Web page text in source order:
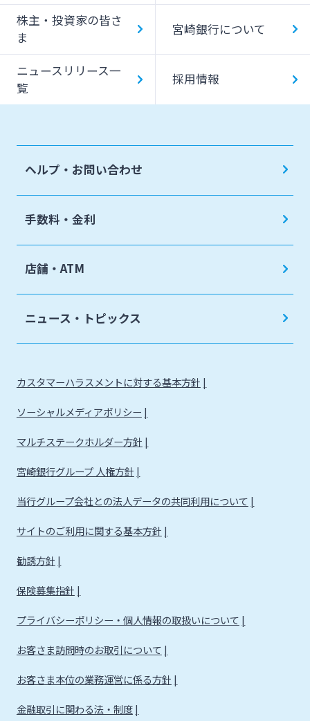
株主・投資家の皆さ
ま
宮崎銀行について
ニュースリリース一
覧
採用情報
ヘルプ・お問い合わせ
手数料・金利
店舗・ATM
ニュース・トピックス
カスタマーハラスメントに対する基本方針
ソーシャルメディアポリシー
マルチステークホルダー方針
宮崎銀行グループ 人権方針
当行グループ会社との法人データの共同利用について
サイトのご利用に関する基本方針
勧誘方針
保険募集指針
プライバシーポリシー・個人情報の取扱いについて
お客さま訪問時のお取引について
お客さま本位の業務運営に係る方針
金融取引に関わる法・制度